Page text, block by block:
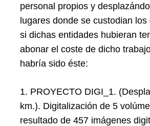
personal propios y
lugares donde se custodian los
si dichas entidades hubieran
abonar el coste de dicho
habría sido éste:
1. PROYECTO DIGI_1.
km.). Digitalización de 5
resultado de 457 imágenes